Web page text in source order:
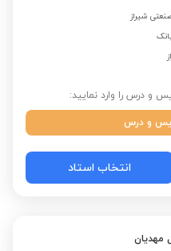
شیراز
و درس را وارد نمایید:
و درس
انتخاب استاد
مهدیان